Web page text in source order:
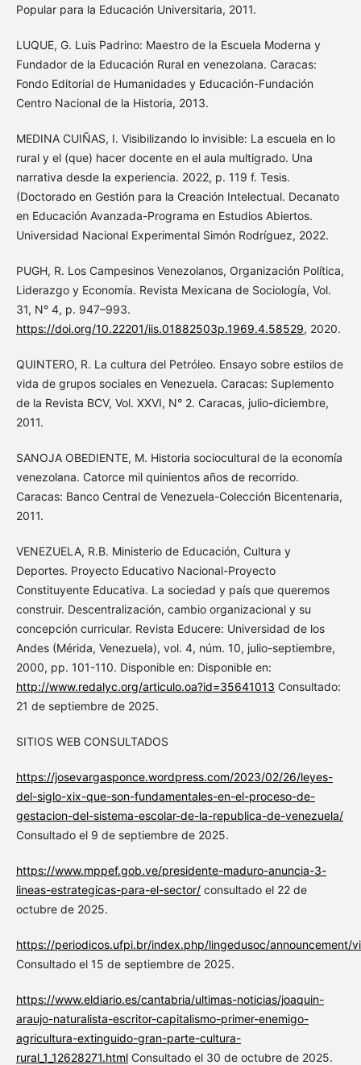
Popular para la Educación Universitaria, 2011.
LUQUE, G. Luis Padrino: Maestro de la Escuela Moderna y
Fundador de la Educación Rural en venezolana. Caracas:
Fondo Editorial de Humanidades y Educación-Fundación
Centro Nacional de la Historia, 2013.
MEDINA CUIÑAS, I. Visibilizando lo invisible: La escuela en lo
rural y el (que) hacer docente en el aula multigrado. Una
narrativa desde la experiencia. 2022, p. 119 f. Tesis.
(Doctorado en Gestión para la Creación Intelectual. Decanato
en Educación Avanzada-Programa en Estudios Abiertos.
Universidad Nacional Experimental Simón Rodríguez, 2022.
PUGH, R. Los Campesinos Venezolanos, Organización Política,
Liderazgo y Economía. Revista Mexicana de Sociología, Vol.
31, N° 4, p. 947–993.
https://doi.org/10.22201/iis.01882503p.1969.4.58529, 2020.
QUINTERO, R. La cultura del Petróleo. Ensayo sobre estilos de
vida de grupos sociales en Venezuela. Caracas: Suplemento
de la Revista BCV, Vol. XXVI, N° 2. Caracas, julio-diciembre,
2011.
SANOJA OBEDIENTE, M. Historia sociocultural de la economía
venezolana. Catorce mil quinientos años de recorrido.
Caracas: Banco Central de Venezuela-Colección Bicentenaria,
2011.
VENEZUELA, R.B. Ministerio de Educación, Cultura y
Deportes. Proyecto Educativo Nacional-Proyecto
Constituyente Educativa. La sociedad y país que queremos
construir. Descentralización, cambio organizacional y su
concepción curricular. Revista Educere: Universidad de los
Andes (Mérida, Venezuela), vol. 4, núm. 10, julio-septiembre,
2000, pp. 101-110. Disponible en: Disponible en:
http://www.redalyc.org/articulo.oa?id=35641013 Consultado:
21 de septiembre de 2025.
SITIOS WEB CONSULTADOS
https://josevargasponce.wordpress.com/2023/02/26/leyes-
del-siglo-xix-que-son-fundamentales-en-el-proceso-de-
gestacion-del-sistema-escolar-de-la-republica-de-venezuela/
Consultado el 9 de septiembre de 2025.
https://www.mppef.gob.ve/presidente-maduro-anuncia-3-
lineas-estrategicas-para-el-sector/consultado el 22 de
octubre de 2025.
https://periodicos.ufpi.br/index.php/lingedusoc/announcement/
Consultado el 15 de septiembre de 2025.
https://www.eldiario.es/cantabria/ultimas-noticias/joaquin-
araujo-naturalista-escritor-capitalismo-primer-enemigo-
agricultura-extinguido-gran-parte-cultura-
rural_1_12628271.htmlConsultado el 30 de octubre de 2025.